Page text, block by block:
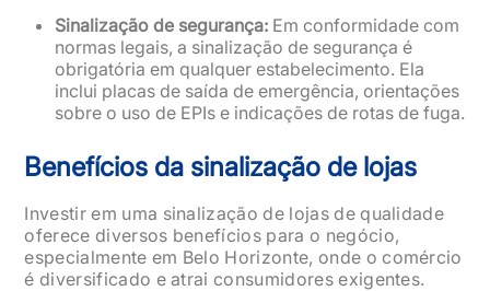
Sinalização de segurança: Em conformidade com
normas legais, a sinalização de segurança é
obrigatória em qualquer estabelecimento. Ela
inclui placas de saída de emergência, orientações
sobre o uso de EPIs e indicações de rotas de fuga.
Benefícios da sinalização de lojas
Investir em uma sinalização de lojas de qualidade
oferece diversos benefícios para o negócio,
especialmente em Belo Horizonte, onde o comércio
é diversificado e atrai consumidores exigentes.